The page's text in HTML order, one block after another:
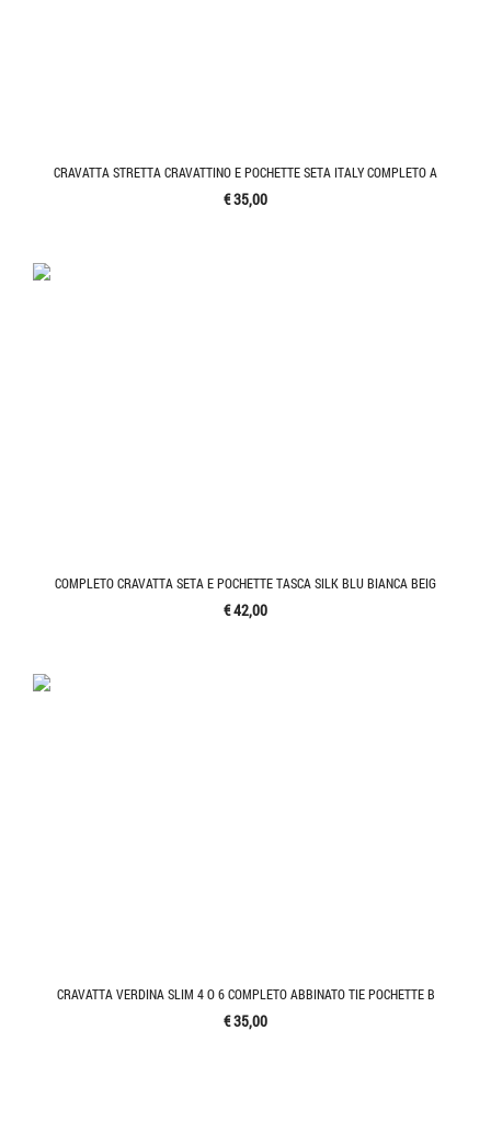
CRAVATTA STRETTA CRAVATTINO E POCHETTE SETA ITALY COMPLETO A
€ 35,00
COMPLETO CRAVATTA SETA E POCHETTE TASCA SILK BLU BIANCA BEIG
€ 42,00
CRAVATTA VERDINA SLIM 4 O 6 COMPLETO ABBINATO TIE POCHETTE B
€ 35,00